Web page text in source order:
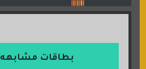
بطاقات مشابهه